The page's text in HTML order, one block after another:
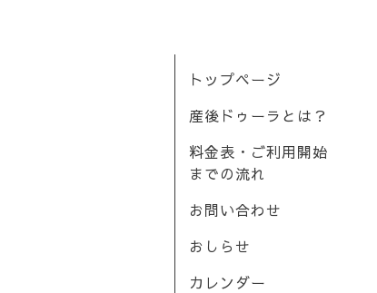
トップページ
産後ドゥーラとは？
料金表・ご利用開始
までの流れ
お問い合わせ
おしらせ
カレンダー